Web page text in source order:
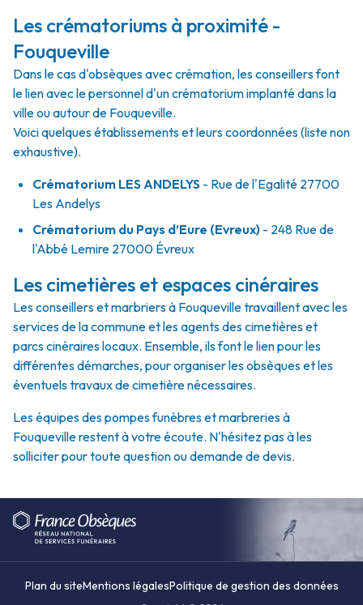
Les crématoriums à proximité -
Fouqueville
Dans le cas d'obsèques avec crémation, les conseillers font
le lien avec le personnel d'un crématorium implanté dans la
ville ou autour de Fouqueville.
Voici quelques établissements et leurs coordonnées (liste non
exhaustive).
Crématorium LES ANDELYS - Rue de l'Egalité 27700
Les Andelys
Crématorium du Pays d’Eure (Evreux) - 248 Rue de
l'Abbé Lemire 27000 Évreux
Les cimetières et espaces cinéraires
Les conseillers et marbriers à Fouqueville travaillent avec les
services de la commune et les agents des cimetières et
parcs cinéraires locaux. Ensemble, ils font le lien pour les
différentes démarches, pour organiser les obsèques et les
éventuels travaux de cimetière nécessaires.
Les équipes des pompes funèbres et marbreries à
Fouqueville restent à votre écoute. N'hésitez pas à les
solliciter pour toute question ou demande de devis.
Plan du siteMentions légalesPolitique de gestion des données